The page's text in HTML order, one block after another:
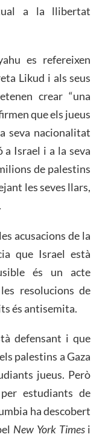
a la llibertat
es refereixen
Likud i als seus
crear “una
que els jueus
seva nacionalitat
Israel i a la seva
de palestins
les seves llars,
acusacions de la
que Israel està
és un acte
resolucions de
és antisemita.
defensant i que
palestins a Gaza
jueus. Però
estudiants de
ha descobert
New York Timesi